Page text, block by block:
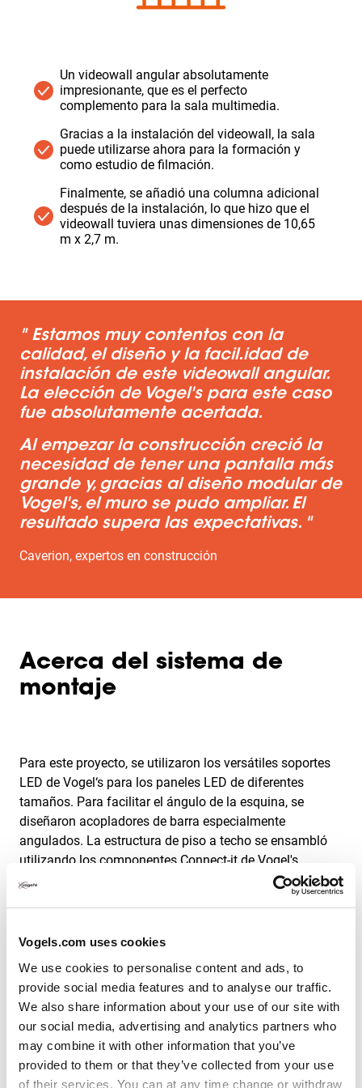
Vogels.com uses cookies
We use cookies to personalise content and ads, to
provide social media features and to analyse our traffic.
We also share information about your use of our site with
our social media, advertising and analytics partners who
may combine it with other information that you’ve
provided to them or that they’ve collected from your use
of their services. You can at any time change or withdraw
Un videowall angular absolutamente
impresionante, que es el perfecto
complemento para la sala multimedia.
Gracias a la instalación del videowall, la sala
puede utilizarse ahora para la formación y
como estudio de filmación.
Finalmente, se añadió una columna adicional
después de la instalación, lo que hizo que el
videowall tuviera unas dimensiones de 10,65
m x 2,7 m.
" Estamos muy contentos con la
calidad, el diseño y la facil.idad de
instalación de este videowall angular.
La elección de Vogel's para este caso
fue absolutamente acertada.
Al empezar la construcción creció la
necesidad de tener una pantalla más
grande y, gracias al diseño modular de
Vogel's, el muro se pudo ampliar. El
resultado supera las expectativas. "
Caverion, expertos en construcción
Acerca del sistema de
montaje
Para este proyecto, se utilizaron los versátiles soportes
LED de Vogel‘s para los paneles LED de diferentes
tamaños. Para facilitar el ángulo de la esquina, se
diseñaron acopladores de barra especialmente
angulados. La estructura de piso a techo se ensambló
utilizando los componentes Connect-it de Vogel's.
de video de Vogel’s aquí.
Ventajas de Vogel's dvLED
Connect-it